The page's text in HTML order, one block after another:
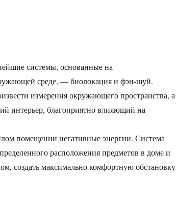
системы, основанные на
среде, — биолокация и фэн-шуй.
измерения окружающего пространства, а
интерьер, благоприятно влияющий на
помещении негативные энергии. Система
расположения предметов в доме и
создать максимально комфортную обстановку